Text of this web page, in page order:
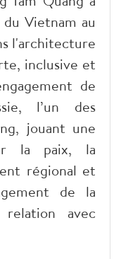
Vietnam au
l'architecture
inclusive et
de
l’un des
jouant une
la paix, la
régional et
de la
avec